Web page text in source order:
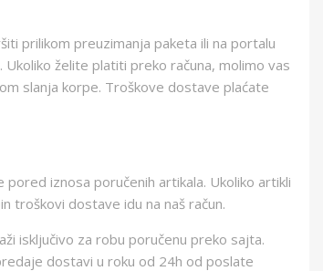
prilikom preuzimanja paketa ili na portalu
želite platiti preko računa, molimo vas
slanja korpe. Troškove dostave plaćate
pored iznosa poručenih artikala. Ukoliko artikli
troškovi dostave idu na naš račun.
isključivo za robu poručenu preko sajta.
dostavi u roku od 24h od poslate